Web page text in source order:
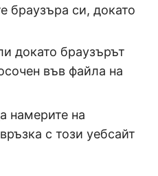
браузъра си, докато
докато браузърът
във файла на
намерите на
с този уебсайт